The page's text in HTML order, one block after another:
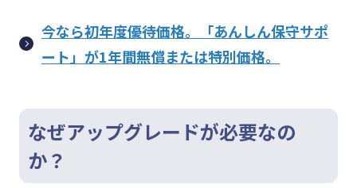
今なら初年度優待価格。「あんしん保守サポ
ート」が1年間無償または特別価格。
なぜアップグレードが必要なの
か？